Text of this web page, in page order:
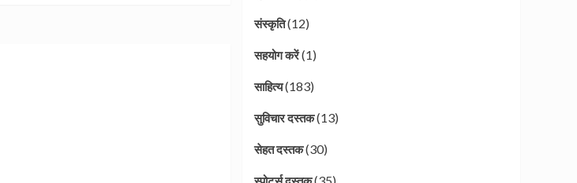
संस्कृति(12)
सहयोग करें(1)
साहित्य(183)
सुविचार दस्तक(13)
सेहत दस्तक(30)